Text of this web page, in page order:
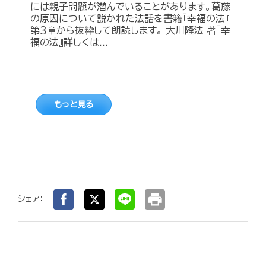
には親子問題が潜んでいることがあります。葛藤
の原因について説かれた法話を書籍『幸福の法』
第３章から抜粋して朗読します。 大川隆法 著『幸
福の法』詳しくは...
もっと見る
シェア： print